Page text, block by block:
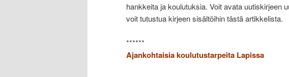
hankkeita ja koulutuksia. Voit avata uutiskirjeen
voit tutustua kirjeen sisältöihin tästä artikkelista.
******
Ajankohtaisia koulutustarpeita Lapissa